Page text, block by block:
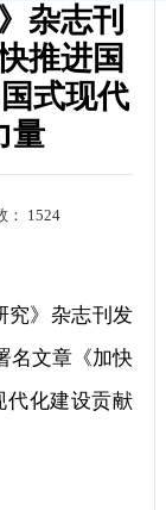
杂志刊
推进国
式现代
量
： 1524
究》杂志刊发
名文章《加快
代化建设贡献